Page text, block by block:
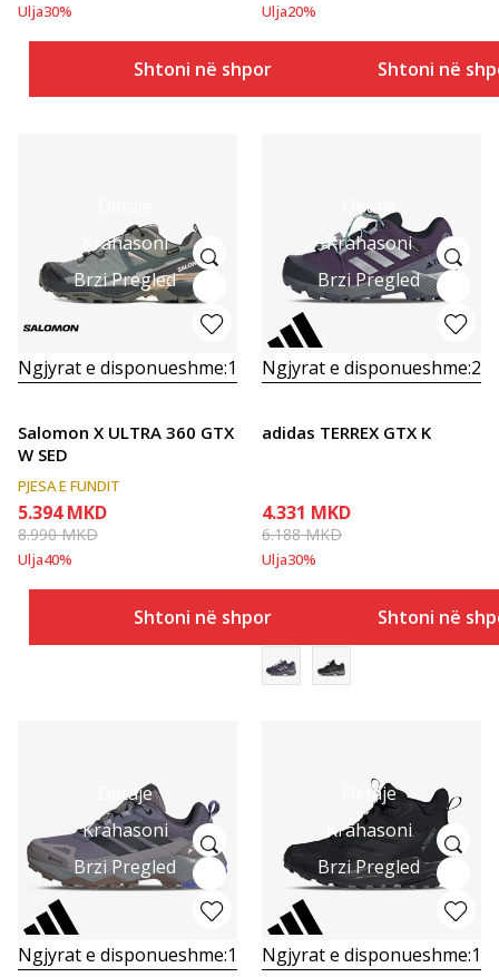
Ulja30%
Shtoni në shportë
Ulja20%
Shtoni në
Krahasoni
Brzi Pregled
Ngjyrat e disponueshme:1
Salomon X ULTRA 360 GTX
W SED
PJESA E FUNDIT
5.394 MKD
8.990MKD
Ulja40%
Shtoni në shportë
Detaje
Krahasoni
Brzi Pregled
Ngjyrat e disponueshme:2
adidas TERREX GTX K
4.331 MKD
6.188MKD
Ulja30%
Shtoni në
Detaje
Krahasoni
Brzi Pregled
Ngjyrat e disponueshme:1
Detaje
Krahasoni
Brzi Pregled
Ngjyrat e disponueshme:1